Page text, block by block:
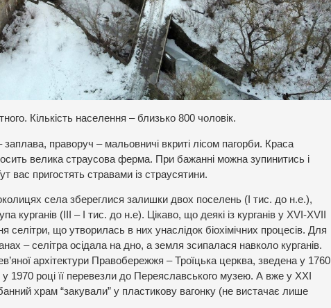
Кількість населення – близько 800 чоловік.
праворуч – мальовничі вкриті лісом пагорби. Краса
велика страусова ферма. При бажанні можна зупинитись і
вас пригостять стравами із страусятини.
села збереглися залишки двох поселень (І тис. до н.е.),
курганів (ІІІ – І тис. до н.е). Цікаво, що деякі із курганів у ХVI-ХVII
що утворилась в них унаслідок біохімічних процесів. Для
– селітра осідала на дно, а земля зсипалася навколо курганів.
архітектури Правобережжя – Троїцька церква, зведена у 1760
1970 році її перевезли до Переяславського музею. А вже у ХХІ
храм “закували” у пластикову вагонку (не вистачає лише